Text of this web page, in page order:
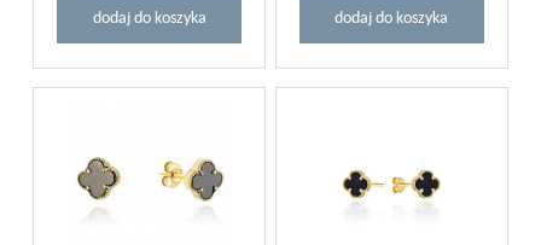
dodaj do koszyka dodaj do koszyka